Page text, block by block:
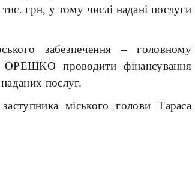
грн, у тому числі надані послуги
забезпечення – головному
ОРЕШКО проводити фінансування
послуг.
міського голови Тараса